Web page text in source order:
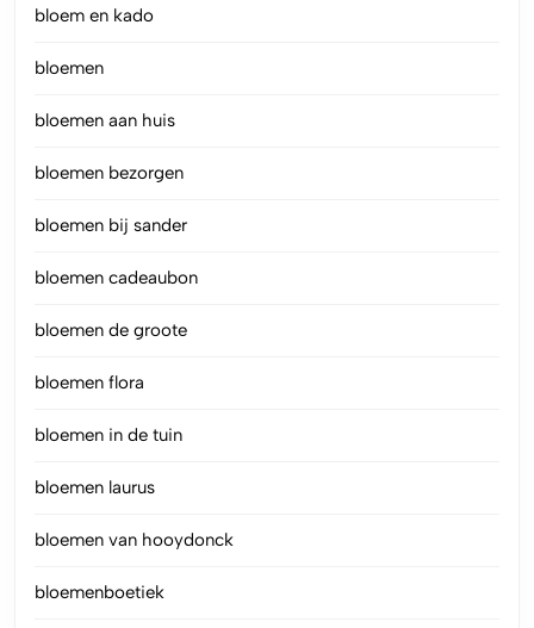
bloem en kado
bloemen
bloemen aan huis
bloemen bezorgen
bloemen bij sander
bloemen cadeaubon
bloemen de groote
bloemen flora
bloemen in de tuin
bloemen laurus
bloemen van hooydonck
bloemenboetiek